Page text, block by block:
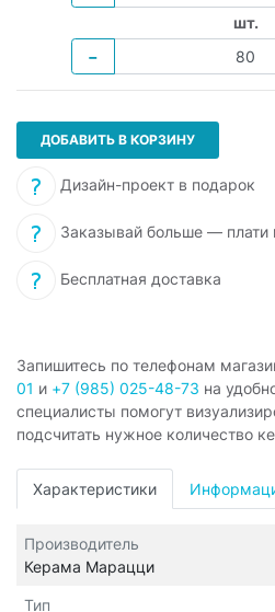
шт.
−
ДОБАВИТЬ В КОРЗИНУ
Дизайн-проект в подарок
Заказывай больше —
Бесплатная доставка
Запишитесь по телефонам
01 и +7 (985) 025-48-73 на
специалисты помогут
подсчитать нужное количество
Характеристики
Производитель
Керама Марацци
Тип